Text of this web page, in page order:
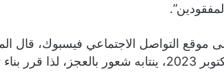
التواصل الاجتماعي فيسبوك، قال
بداية حرب الإبادة في قطاع غزة في 7 أكتوبر 2023،